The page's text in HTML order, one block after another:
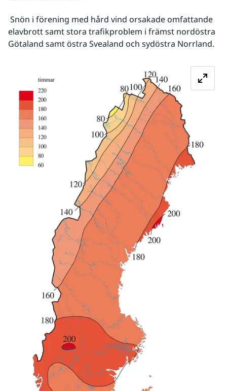
elavbrott samt stora trafikproblem i främst nordöstra
Götaland samt östra Svealand och sydöstra Norrland.